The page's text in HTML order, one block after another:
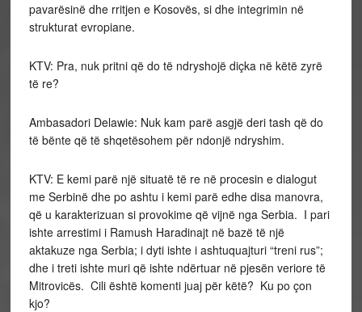
pavarësinë dhe rritjen e Kosovës, si dhe integrimin në
strukturat evropiane.
KTV: Pra, nuk pritni që do të ndryshojë diçka në këtë zyrë
të re?
Ambasadori Delawie: Nuk kam parë asgjë deri tash që do
të bënte që të shqetësohem për ndonjë ndryshim.
KTV: E kemi parë një situatë të re në procesin e dialogut
me Serbinë dhe po ashtu i kemi parë edhe disa manovra,
që u karakterizuan si provokime që vijnë nga Serbia. I pari
ishte arrestimi i Ramush Haradinajt në bazë të një
aktakuze nga Serbia; i dyti ishte i ashtuquajturi “treni rus”;
dhe i treti ishte muri që ishte ndërtuar në pjesën veriore të
Mitrovicës. Cili është komenti juaj për këtë? Ku po çon
kjo?